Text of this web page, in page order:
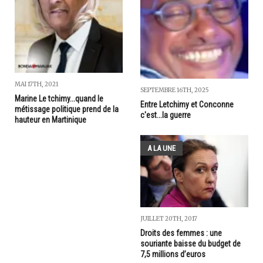
MAI 17TH, 2021
Marine Le tchimy...quand le
métissage politique prend de la
hauteur en Martinique
SEPTEMBRE 16TH, 2025
Entre Letchimy et Conconne
c'est...la guerre
A LA UNE
JUILLET 20TH, 2017
Droits des femmes : une
souriante baisse du budget de
7,5 millions d’euros